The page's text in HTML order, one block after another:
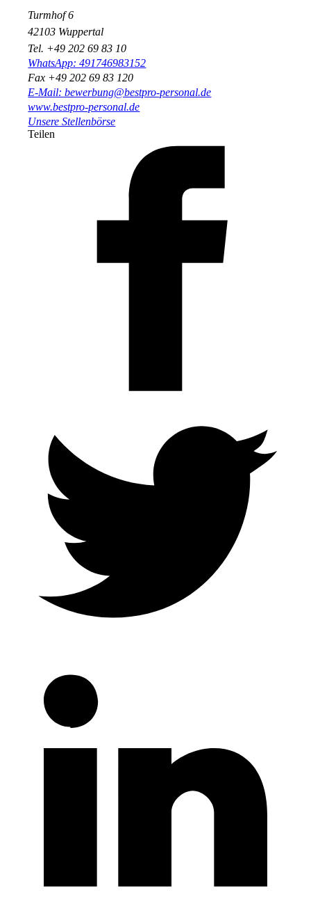
Turmhof 6
42103 Wuppertal
Tel. +49 202 69 83 10
WhatsApp: 491746983152
Fax +49 202 69 83 120
E-Mail: bewerbung@bestpro-personal.de
www.bestpro-personal.de
Unsere Stellenbörse
Teilen